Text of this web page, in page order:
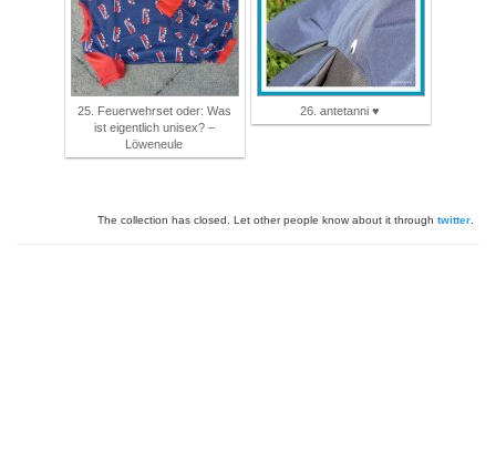
25. Feuerwehrset oder: Was
ist eigentlich unisex? –
Löweneule
26. antetanni ♥
The collection has closed. Let other people know about it through twitter